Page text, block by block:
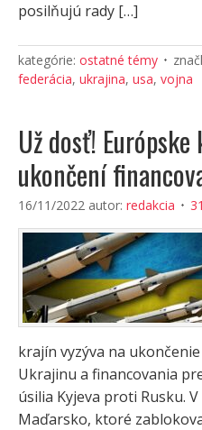
posilňujú rady […]
kategórie: ostatné témy
federácia, ukrajina, usa, vojna
Už dosť!
ukončení
16/11/2022 autor: redakcia
krajín vyzýva na
Ukrajinu a financovania
úsilia Kyjeva proti Rusku.
Maďarsko, ktoré